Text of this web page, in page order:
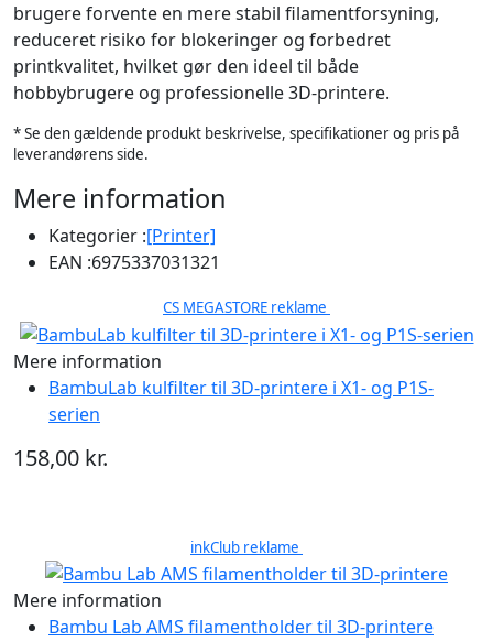
brugere forvente en mere stabil filamentforsyning,
reduceret risiko for blokeringer og forbedret
printkvalitet, hvilket gør den ideel til både
hobbybrugere og professionelle 3D-printere.
* Se den gældende produkt beskrivelse, specifikationer og pris på
leverandørens side.
Mere information
Kategorier :[Printer]
EAN :6975337031321
CS MEGASTORE reklame
Mere information
BambuLab kulfilter til 3D-printere i X1- og P1S-
serien
158,00 kr.
inkClub reklame
Mere information
Bambu Lab AMS filamentholder til 3D-printere